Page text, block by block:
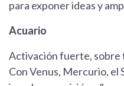
para exponer ideas y
Acuario
Activación fuerte, sobre
Con Venus, Mercurio, el